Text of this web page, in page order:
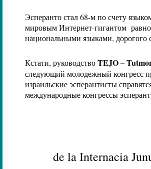
Эсперанто стал 68-м по счету
мировым Интернет-гигантом
национальными языками, дорогого
Кстати, руководствоTEJO–
следующий молодежный конгресс
израильские эсперантисты
международные конгрессы
de la Internacia